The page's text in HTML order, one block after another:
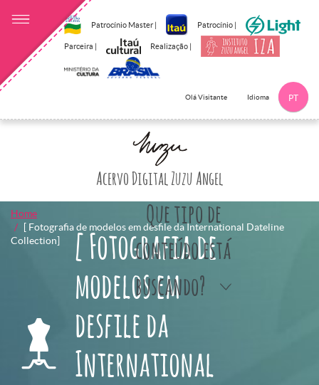
Patrocínio Master | Patrocínio |
Parceira | Realização |
Olá Visitante Idioma PT
Acervo Digital Zuzu Angel
Que tipo de
conteúdo está
buscando?
Home
[ Fotografia de modelos em desfile da International Dateline
Collection]
[ Fotografia de
modelos em
desfile da
International